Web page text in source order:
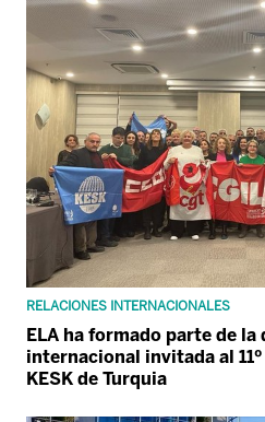
RELACIONES INTERNACIONALES
ELA ha formado parte de la
internacional invitada al
KESK de Turquia